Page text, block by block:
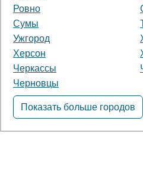
Ровно
Сумы
Ужгород
Херсон
Черкассы
Черновцы
Показать больше городов